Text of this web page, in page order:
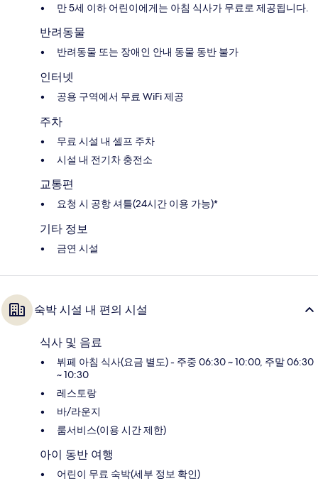
만 5세 이하 어린이에게는 아침 식사가 무료로 제공됩니다.
반려동물
반려동물 또는 장애인 안내 동물 동반 불가
인터넷
공용 구역에서 무료 WiFi 제공
주차
무료 시설 내 셀프 주차
시설 내 전기차 충전소
교통편
요청 시 공항 셔틀(24시간 이용 가능)*
기타 정보
금연 시설
숙박 시설 내 편의 시설
식사 및 음료
뷔페 아침 식사(요금 별도) - 주중 06:30 ~ 10:00, 주말 06:30
~ 10:30
레스토랑
바/라운지
룸서비스(이용 시간 제한)
아이 동반 여행
어린이 무료 숙박(세부 정보 확인)